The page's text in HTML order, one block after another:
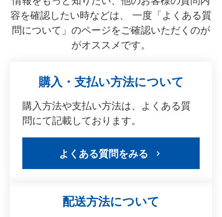
容を確認したい時などは、
一度「よくある質
問について」のページをご確認いただくのが
がオススメです。
購入・支払い方法について
購入方法や支払い方法は、よくある質
問にて記載しております。
よくある質問をみる
配送方法について